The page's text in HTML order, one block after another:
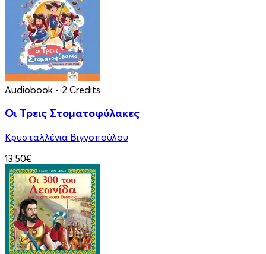
Audiobook • 2 Credits
Οι Τρεις Στοματοφύλακες
Κρυσταλλένια Βιγγοπούλου
13.50€